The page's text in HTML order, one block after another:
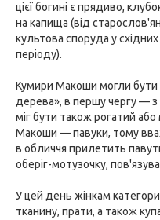
цієї богині є прядиво,
на капища (від
культова споруда у
періоду).
Кумири Макоши могли бути
дерева», в першу чергу —
міг бути також рогатий або
Макоши — павуки, тому
в обличчя прилетить
оберіг-мотузочку,
У цей день жінкам
тканину, прати, а також